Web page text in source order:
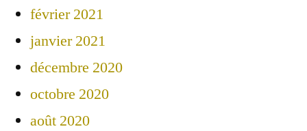
février 2021
janvier 2021
décembre 2020
octobre 2020
août 2020